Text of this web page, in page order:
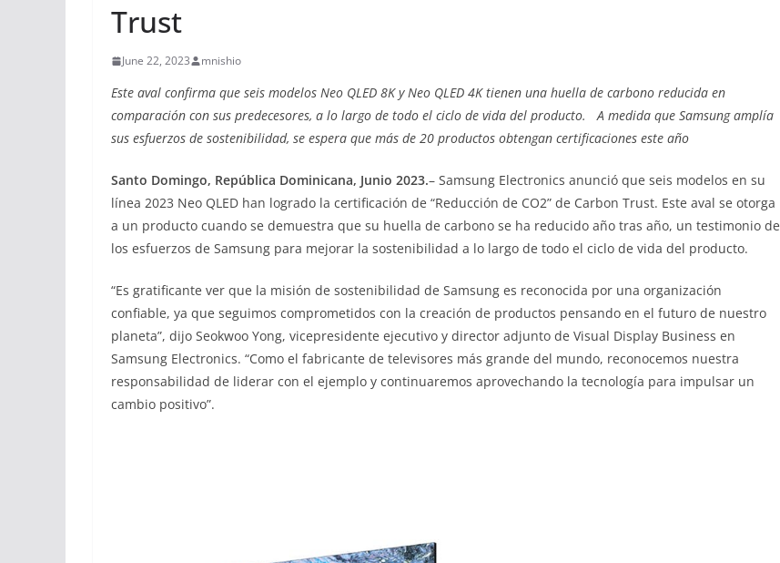
Trust
June 22, 2023 mnishio
Este aval confirma que seis modelos Neo QLED 8K y Neo QLED 4K tienen una huella de carbono reducida en
comparación con sus predecesores, a lo largo de todo el ciclo de vida del producto. A medida que Samsung amplía
sus esfuerzos de sostenibilidad, se espera que más de 20 productos obtengan certificaciones este año
Santo Domingo, República Dominicana, Junio 2023.– Samsung Electronics anunció que seis modelos en su
línea 2023 Neo QLED han logrado la certificación de “Reducción de CO2” de Carbon Trust. Este aval se otorga
a un producto cuando se demuestra que su huella de carbono se ha reducido año tras año, un testimonio de
los esfuerzos de Samsung para mejorar la sostenibilidad a lo largo de todo el ciclo de vida del producto.
“Es gratificante ver que la misión de sostenibilidad de Samsung es reconocida por una organización
confiable, ya que seguimos comprometidos con la creación de productos pensando en el futuro de nuestro
planeta”, dijo Seokwoo Yong, vicepresidente ejecutivo y director adjunto de Visual Display Business en
Samsung Electronics. “Como el fabricante de televisores más grande del mundo, reconocemos nuestra
responsabilidad de liderar con el ejemplo y continuaremos aprovechando la tecnología para impulsar un
cambio positivo”.